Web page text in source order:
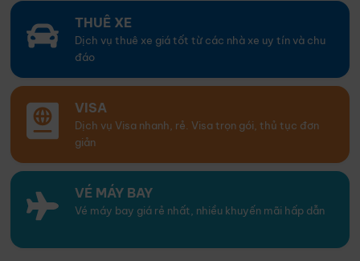
THUÊ XE
Dịch vụ thuê xe giá tốt từ các nhà xe uy tín và chu
đáo
VISA
Dịch vụ Visa nhanh, rẻ. Visa trọn gói, thủ tục đơn
giản
VÉ MÁY BAY
Vé máy bay giá rẻ nhất, nhiều khuyến mãi hấp dẫn